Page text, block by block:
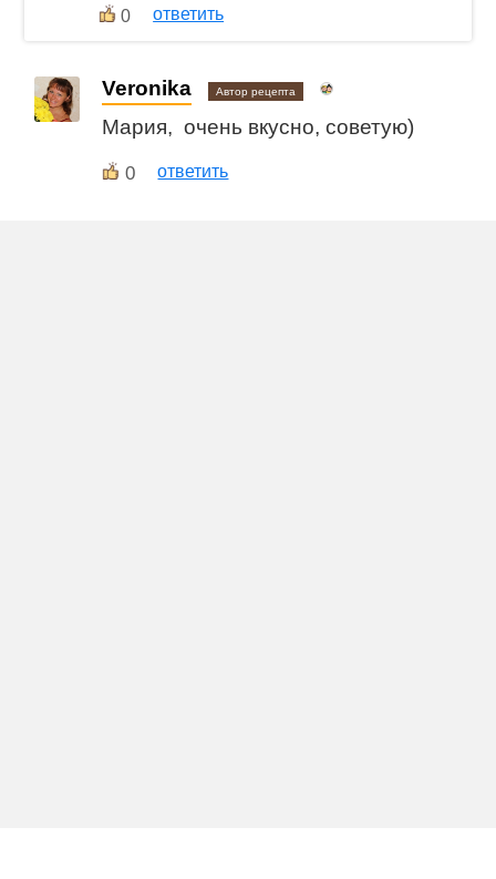
0 ответить
Veronika Автор рецепта
Мария, очень вкусно, советую)
0 ответить